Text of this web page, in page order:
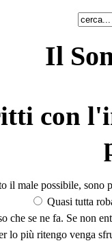
Il
con
il male possibile, sono
Quasi tutta
che se ne fa. Se non
lo più ritengo venga